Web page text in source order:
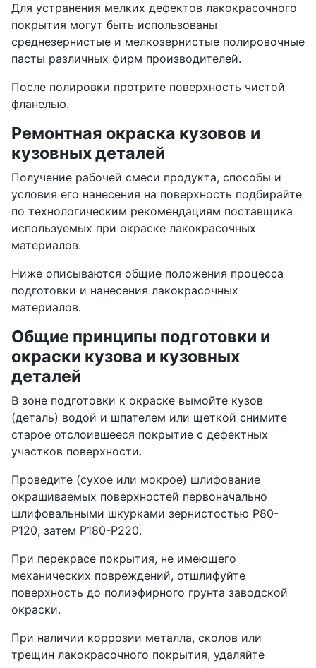
Для устранения мелких дефектов лакокрасочного
покрытия могут быть использованы
среднезернистые и мелкозернистые полировочные
пасты различных фирм производителей.
После полировки протрите поверхность чистой
фланелью.
Ремонтная окраска кузовов и
кузовных деталей
Получение рабочей смеси продукта, способы и
условия его нанесения на поверхность подбирайте
по технологическим рекомендациям поставщика
используемых при окраске лакокрасочных
материалов.
Ниже описываются общие положения процесса
подготовки и нанесения лакокрасочных
материалов.
Общие принципы подготовки и
окраски кузова и кузовных
деталей
В зоне подготовки к окраске вымойте кузов
(деталь) водой и шпателем или щеткой снимите
старое отслоившееся покрытие с дефектных
участков поверхности.
Проведите (сухое или мокрое) шлифование
окрашиваемых поверхностей первоначально
шлифовальными шкурками зернистостью Р80-
Р120, затем Р180-Р220.
При перекрасе покрытия, не имеющего
механических повреждений, отшлифуйте
поверхность до полиэфирного грунта заводской
окраски.
При наличии коррозии металла, сколов или
трещин лакокрасочного покрытия, удаляйте